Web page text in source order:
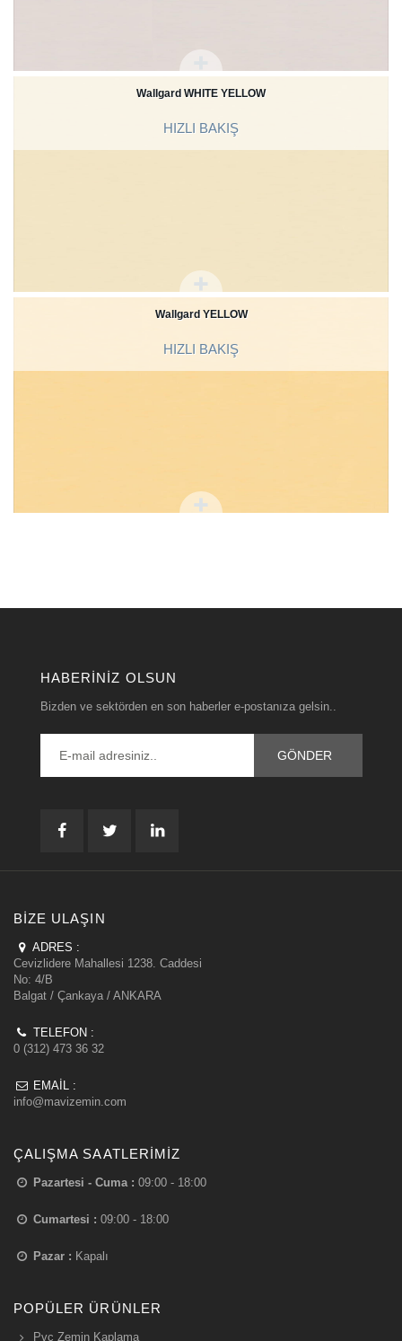
Wallgard WHITE YELLOW
HIZLI BAKIŞ
Wallgard YELLOW
HIZLI BAKIŞ
HABERINIZ OLSUN
Bizden ve sektörden en son haberler e-postanıza gelsin..
BIZE ULAŞIN
ADRES :
Cevizlidere Mahallesi 1238. Caddesi
No: 4/B
Balgat / Çankaya / ANKARA
TELEFON :
0 (312) 473 36 32
EMAIL :
info@mavizemin.com
ÇALIŞMA SAATLERIMIZ
Pazartesi - Cuma : 09:00 - 18:00
Cumartesi : 09:00 - 18:00
Pazar : Kapalı
POPÜLER ÜRÜNLER
Pvc Zemin Kaplama